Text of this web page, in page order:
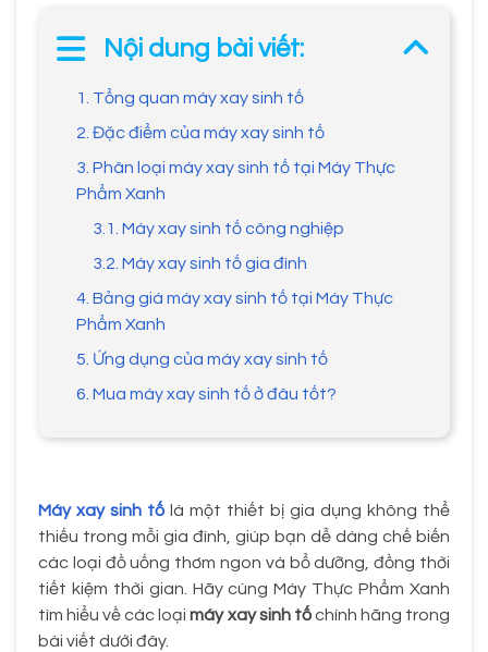
Nội dung bài viết:
1. Tổng quan máy xay sinh tố
2. Đặc điểm của máy xay sinh tố
3. Phân loại máy xay sinh tố tại Máy Thực
Phẩm Xanh
3.1. Máy xay sinh tố công nghiệp
3.2. Máy xay sinh tố gia đình
4. Bảng giá máy xay sinh tố tại Máy Thực
Phẩm Xanh
5. Ứng dụng của máy xay sinh tố
6. Mua máy xay sinh tố ở đâu tốt?
Máy xay sinh tố là một thiết bị gia dụng không thể
thiếu trong mỗi gia đình, giúp bạn dễ dàng chế biến
các loại đồ uống thơm ngon và bổ dưỡng, đồng thời
tiết kiệm thời gian. Hãy cùng Máy Thực Phẩm Xanh
tìm hiểu về các loạimáy xay sinh tốchính hãng trong
bài viết dưới đây.